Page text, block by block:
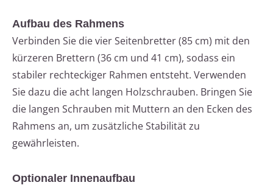
Aufbau des Rahmens
Verbinden Sie die vier Seitenbretter (85 cm) mit den
kürzeren Brettern (36 cm und 41 cm), sodass ein
stabiler rechteckiger Rahmen entsteht. Verwenden
Sie dazu die acht langen Holzschrauben. Bringen Sie
die langen Schrauben mit Muttern an den Ecken des
Rahmens an, um zusätzliche Stabilität zu
gewährleisten.
Optionaler Innenaufbau